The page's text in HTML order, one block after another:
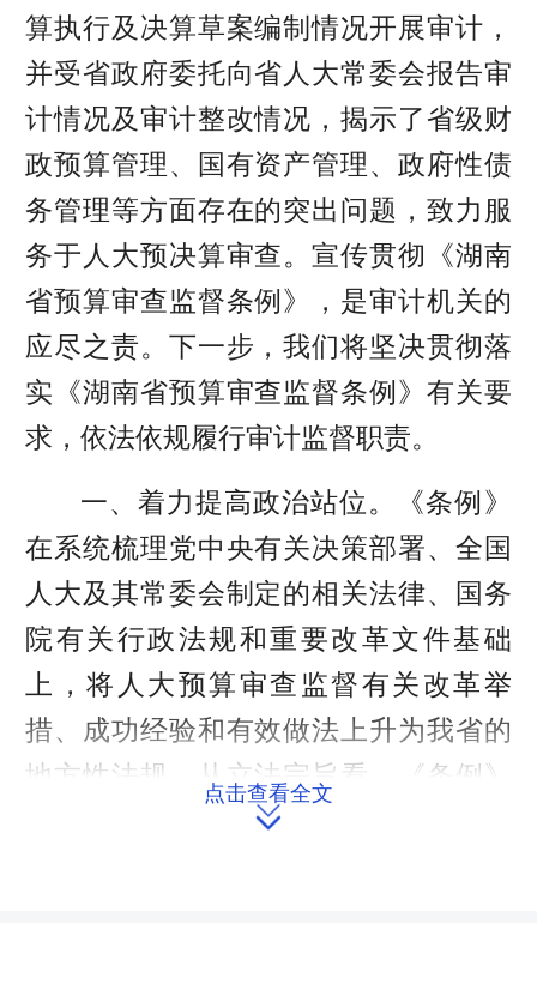
算执行及决算草案编制情况开展审计，
并受省政府委托向省人大常委会报告审
计情况及审计整改情况，揭示了省级财
政预算管理、国有资产管理、政府性债
务管理等方面存在的突出问题，致力服
务于人大预决算审查。宣传贯彻《湖南
省预算审查监督条例》，是审计机关的
应尽之责。下一步，我们将坚决贯彻落
实《湖南省预算审查监督条例》有关要
求，依法依规履行审计监督职责。
一、着力提高政治站位。《条例》
在系统梳理党中央有关决策部署、全国
人大及其常委会制定的相关法律、国务
院有关行政法规和重要改革文件基础
上，将人大预算审查监督有关改革举
措、成功经验和有效做法上升为我省的
地方性法规。从立法宗旨看，《条例》
充分贯彻了中央决策部署和《预算法》
点击查看全文
